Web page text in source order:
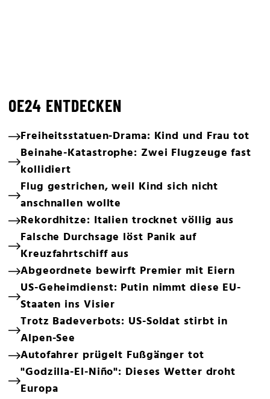
OE24 ENTDECKEN
Freiheitsstatuen-Drama: Kind und Frau tot
Beinahe-Katastrophe: Zwei Flugzeuge fast
kollidiert
Flug gestrichen, weil Kind sich nicht
anschnallen wollte
Rekordhitze: Italien trocknet völlig aus
Falsche Durchsage löst Panik auf
Kreuzfahrtschiff aus
Abgeordnete bewirft Premier mit Eiern
US-Geheimdienst: Putin nimmt diese EU-
Staaten ins Visier
Trotz Badeverbots: US-Soldat stirbt in
Alpen-See
Autofahrer prügelt Fußgänger tot
"Godzilla-El-Niño": Dieses Wetter droht
Europa